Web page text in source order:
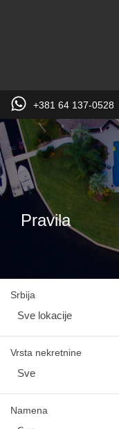
+381 64 137-0528
Pravila
Srbija
Sve lokacije
Vrsta nekretnine
Sve
Namena